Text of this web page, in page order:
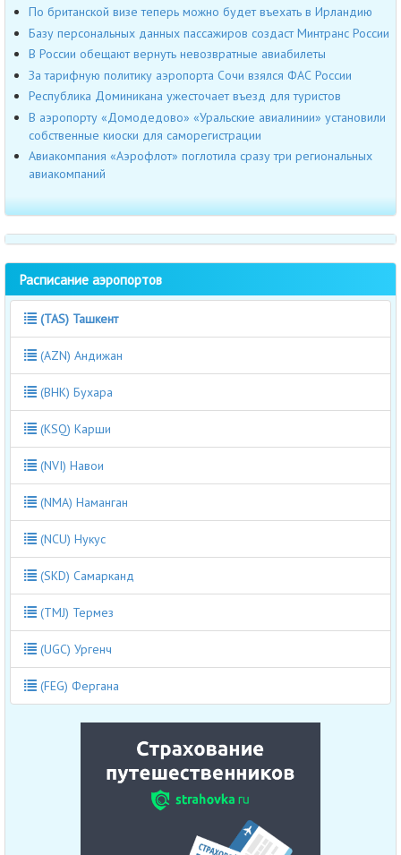
По британской визе теперь можно будет въехать в Ирландию
Базу персональных данных пассажиров создаст Минтранс России
В России обещают вернуть невозвратные авиабилеты
За тарифную политику аэропорта Сочи взялся ФАС России
Республика Доминикана ужесточает въезд для туристов
В аэропорту «Домодедово» «Уральские авиалинии» установили
собственные киоски для саморегистрации
Авиакомпания «Аэрофлот» поглотила сразу три региональных
авиакомпаний
Расписание аэропортов
(TAS) Ташкент
(AZN) Андижан
(BHK) Бухара
(KSQ) Карши
(NVI) Навои
(NMA) Наманган
(NCU) Нукус
(SKD) Самарканд
(TMJ) Термез
(UGC) Ургенч
(FEG) Фергана